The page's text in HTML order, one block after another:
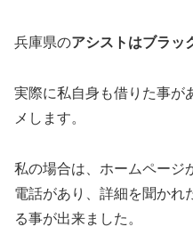
兵庫県のアシストはブラッ
実際に私自身も借りた事が
メします。
私の場合は、ホームページ
電話があり、詳細を聞かれ
る事が出来ました。